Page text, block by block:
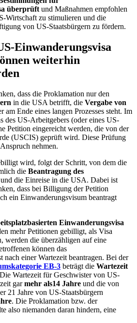
überprüft und Maßnahmen empfohlen
Wirtschaft zu stimulieren und die
von US-Staatsbürgern zu fördern.
Einwanderungsvisa
weiterhin
dass die Proklamation nur den
in die USA betrifft, die Vergabe von
am Ende eines langen Prozesses steht. Im
des US-Arbeitgebers (oder eines US-
Petition eingereicht werden, die von der
(USCIS) geprüft wird. Diese Prüfung
nehmen.
wird, folgt der Schritt, von dem die
die Beantragung des
und die Einreise in die USA. Dabei ist
dass bei Billigung der Petition
ein Einwanderungsvisum beantragt
Einwanderungsvisa
mehr Petitionen gebilligt, als Visa
werden die überzähligen auf eine
können das
nach einer Wartezeit beantragen. Bei der
EB-3 beträgt die Wartezeit
Wartezeit für Geschwister von US-
garmehr als14 Jahre und die von
21 Jahre von US-Staatsbürgern
. Die Proklamation bzw. der
also niemanden daran hindern, eine